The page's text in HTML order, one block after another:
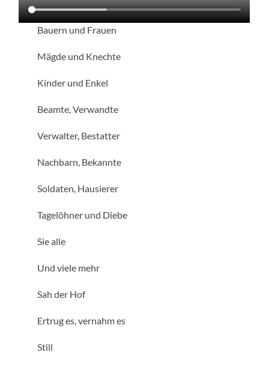
Bauern und Frauen
Mägde und Knechte
Kinder und Enkel
Beamte, Verwandte
Verwalter, Bestatter
Nachbarn, Bekannte
Soldaten, Hausierer
Tagelöhner und Diebe
Sie alle
Und viele mehr
Sah der Hof
Ertrug es, vernahm es
Still